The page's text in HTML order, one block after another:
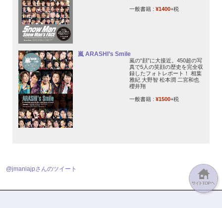
一般書籍 : ¥1400+税
嵐 ARASHI’s Smile
嵐の“顔”に大接近。450超の写
真で5人の笑顔の歴史を完全収
録したフォトレポート！ 相葉
雅紀 大野智 松本潤 二宮和也
櫻井翔
一般書籍 : ¥1500+税
@jmaniajpさんのツイート